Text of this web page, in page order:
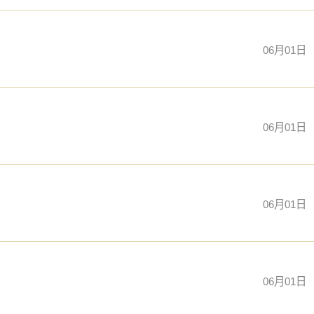
06月01日
06月01日
06月01日
06月01日